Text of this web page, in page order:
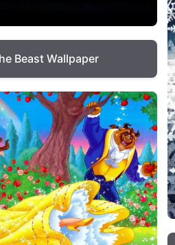
Beast Wallpaper